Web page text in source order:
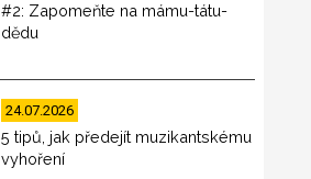
#2: Zapomeňte na mámu-tátu-
dědu
24.07.2026
5 tipů, jak předejít muzikantskému
vyhoření